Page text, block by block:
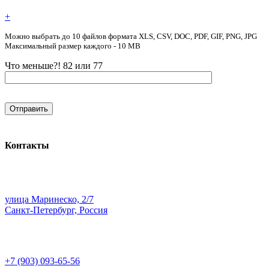
+
Можно выбрать до 10 файлов формата XLS, CSV, DOC, PDF, GIF, PNG, JPG
Максимальный размер каждого - 10 MB
Что меньше?! 82 или 77
Контакты
улица Маринеско, 2/7
Санкт-Петербург, Россия
+7 (903) 093-65-56